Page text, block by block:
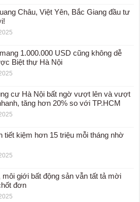
Châu, Việt Yên, Bắc Giang đầu tư
1.000.000 USD cũng không dễ
Biệt thự Hà Nội
cư Hà Nội bất ngờ vượt lên và vượt
tăng hơn 20% so với TP.HCM
tiết kiệm hơn 15 triệu mỗi tháng nhờ
môi giới bất động sản vẫn tất tả mời
đơn